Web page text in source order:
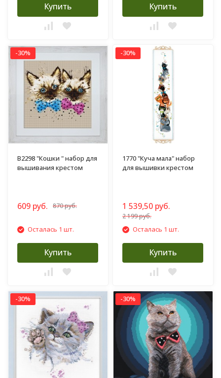
Купить Купить
-30%
B2298 "Кошки " набор для
вышивания крестом
609 руб. 870 руб.
Осталась 1 шт.
Купить
-30%
1770 "Куча мала" набор
для вышивки крестом
1 539,50 руб.
2 199 руб.
Осталась 1 шт.
Купить
-30% -30%